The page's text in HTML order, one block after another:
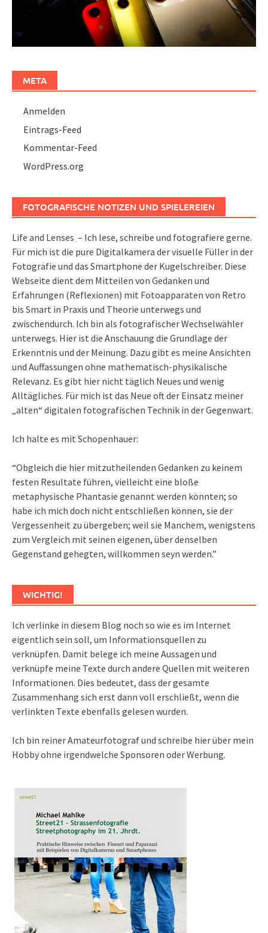
META
Anmelden
Eintrags-Feed
Kommentar-Feed
WordPress.org
FOTOGRAFISCHE NOTIZEN UND SPIELEREIEN
Life and Lenses – Ich lese, schreibe und fotografiere gerne.
Für mich ist die pure Digitalkamera der visuelle Füller in der
Fotografie und das Smartphone der Kugelschreiber. Diese
Webseite dient dem Mitteilen von Gedanken und
Erfahrungen (Reflexionen) mit Fotoapparaten von Retro
bis Smart in Praxis und Theorie unterwegs und
zwischendurch. Ich bin als fotografischer Wechselwähler
unterwegs. Hier ist die Anschauung die Grundlage der
Erkenntnis und der Meinung. Dazu gibt es meine Ansichten
und Auffassungen ohne mathematisch-physikalische
Relevanz. Es gibt hier nicht täglich Neues und wenig
Alltägliches. Für mich ist das Neue oft der Einsatz meiner
„alten“ digitalen fotografischen Technik in der Gegenwart.
Ich halte es mit Schopenhauer:
“Obgleich die hier mitzutheilenden Gedanken zu keinem
festen Resultate führen, vielleicht eine bloße
metaphysische Phantasie genannt werden könnten; so
habe ich mich doch nicht entschließen können, sie der
Vergessenheit zu übergeben; weil sie Manchem, wenigstens
zum Vergleich mit seinen eigenen, über denselben
Gegenstand gehegten, willkommen seyn werden.”
WICHTIG!
Ich verlinke in diesem Blog noch so wie es im Internet
eigentlich sein soll, um Informationsquellen zu
verknüpfen. Damit belege ich meine Aussagen und
verknüpfe meine Texte durch andere Quellen mit weiteren
Informationen. Dies bedeutet, dass der gesamte
Zusammenhang sich erst dann voll erschließt, wenn die
verlinkten Texte ebenfalls gelesen wurden.
Ich bin reiner Amateurfotograf und schreibe hier über mein
Hobby ohne irgendwelche Sponsoren oder Werbung.